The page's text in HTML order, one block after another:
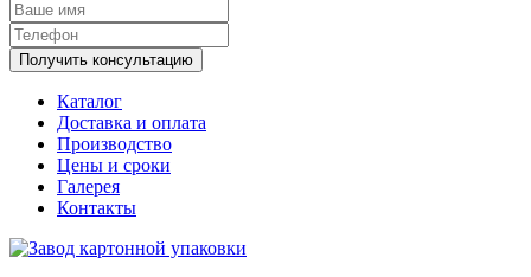
Получить консультацию
Каталог
Доставка и оплата
Производство
Цены и сроки
Галерея
Контакты